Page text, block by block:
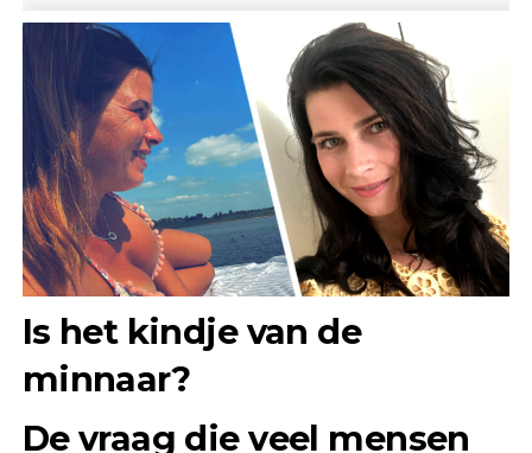
Is het kindje van de
minnaar?
De vraag die veel mensen